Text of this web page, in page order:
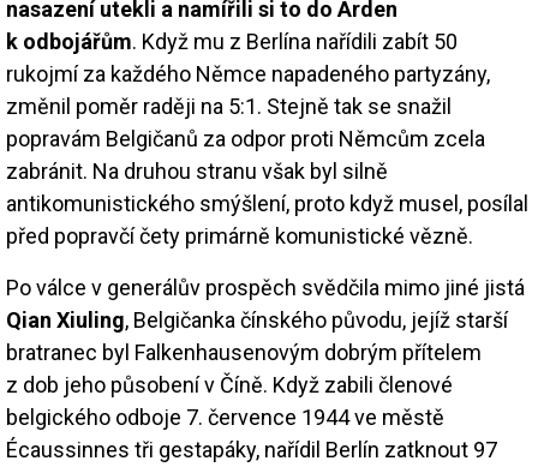
nasazení utekli a namířili si to do Arden
k odbojářům. Když mu z Berlína nařídili zabít 50
rukojmí za každého Němce napadeného partyzány,
změnil poměr raději na 5:1. Stejně tak se snažil
popravám Belgičanů za odpor proti Němcům zcela
zabránit. Na druhou stranu však byl silně
antikomunistického smýšlení, proto když musel, posílal
před popravčí čety primárně komunistické vězně.
Po válce v generálův prospěch svědčila mimo jiné jistá
Qian Xiuling, Belgičanka čínského původu, jejíž starší
bratranec byl Falkenhausenovým dobrým přítelem
z dob jeho působení v Číně. Když zabili členové
belgického odboje 7. července 1944 ve městě
Écaussinnes tři gestapáky, nařídil Berlín zatknout 97